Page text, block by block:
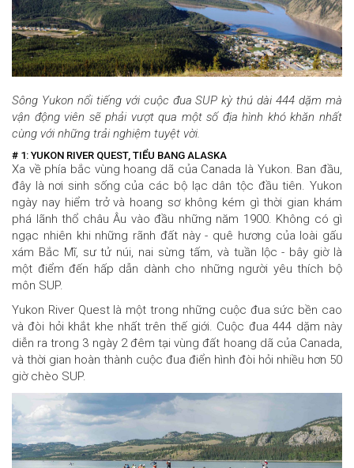
Sông Yukon nổi tiếng với cuộc đua SUP kỳ thú dài 444 dặm mà
vận động viên sẽ phải vượt qua một số địa hình khó khăn nhất
cùng với những trải nghiệm tuyệt vời.
# 1: YUKON RIVER QUEST, TIỂU BANG ALASKA
Xa về phía bắc vùng hoang dã của Canada là Yukon. Ban đầu,
đây là nơi sinh sống của các bộ lạc dân tộc đầu tiên. Yukon
ngày nay hiểm trở và hoang sơ không kém gì thời gian khám
phá lãnh thổ châu Âu vào đầu những năm 1900. Không có gì
ngạc nhiên khi những rãnh đất này - quê hương của loài gấu
xám Bắc Mĩ, sư tử núi, nai sừng tấm, và tuần lộc - bây giờ là
một điểm đến hấp dẫn dành cho những người yêu thích bộ
môn SUP.
Yukon River Questlà một trong những cuộc đua sức bền cao
và đòi hỏi khắt khe nhất trên thế giới. Cuộc đua 444 dặm này
diễn ra trong 3 ngày 2 đêm tại vùng đất hoang dã của Canada,
và thời gian hoàn thành cuộc đua điển hình đòi hỏi nhiều hơn 50
giờ chèo SUP.